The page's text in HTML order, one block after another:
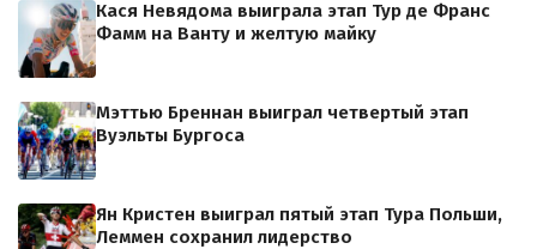
Кася Невядома выиграла этап Тур де Франс
Фамм на Ванту и желтую майку
Мэттью Бреннан выиграл четвертый этап
Вуэльты Бургоса
Ян Кристен выиграл пятый этап Тура Польши,
Леммен сохранил лидерство